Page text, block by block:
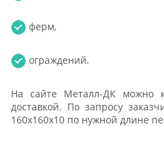
ферм,
ограждений.
На сайте Металл-ДК можно
доставкой. По запросу
160х160х10 по нужной длине